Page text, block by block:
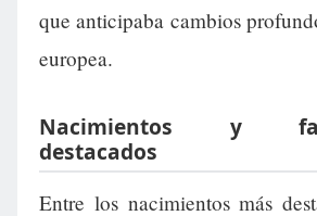
que anticipaba cambios
europea.
Nacimientos y
destacados
Entre los nacimientos más